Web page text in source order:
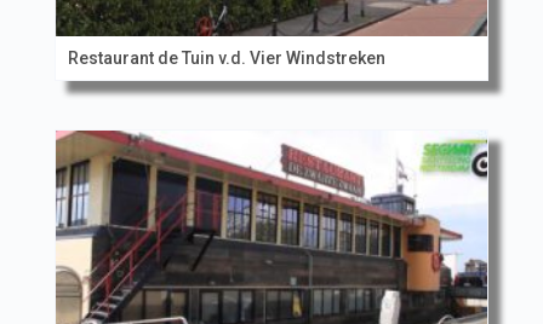
Restaurant de Tuin v.d. Vier Windstreken